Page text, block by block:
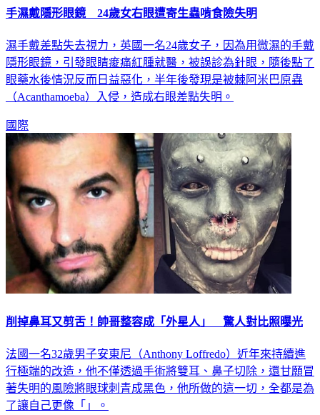
手濕戴隱形眼鏡 24歲女右眼遭寄生蟲啃食險失明
濕手戴差點失去視力，英國一名24歲女子，因為用微濕的手戴
隱形眼鏡，引發眼睛痠痛紅腫就醫，被誤診為針眼，隨後點了
眼藥水後情況反而日益惡化，半年後發現是被棘阿米巴原蟲
（Acanthamoeba）入侵，造成右眼差點失明。
國際
削掉鼻耳又剪舌！帥哥整容成「外星人」 驚人對比照曝光
法國一名32歲男子安東尼（Anthony Loffredo）近年來持續進
行極端的改造，他不僅透過手術將雙耳、鼻子切除，還甘願冒
著失明的風險將眼球刺青成黑色，他所做的這一切，全都是為
了讓自己更像「」。